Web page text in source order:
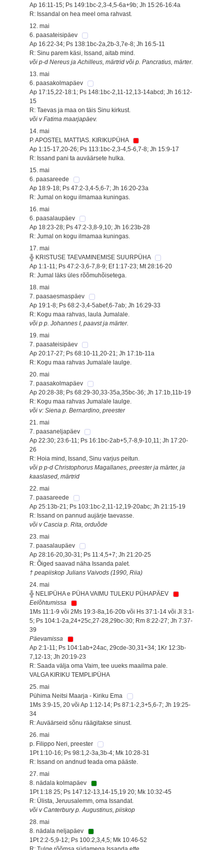
Ap 16:11-15; Ps 149:1bc-2,3-4,5-6a+9b; Jh 15:26-16:4a
R: Issandal on hea meel oma rahvast.
12. mai
6. paasateisipäev
Ap 16:22-34; Ps 138:1bc-2a,2b-3,7e-8; Jh 16:5-11
R: Sinu parem käsi, Issand, aitab mind.
või p-d Nereus ja Achilleus, märtrid või p. Pancratius, märter.
13. mai
6. paasakolmapäev
Ap 17:15,22-18:1; Ps 148:1bc-2,11-12,13-14abcd; Jh 16:12-
15
R: Taevas ja maa on täis Sinu kirkust.
või v Fatima maarjapäev.
14. mai
P. APOSTEL MATTIAS. KIRIKUPÜHA
Ap 1:15-17,20-26; Ps 113:1bc-2,3-4,5-6,7-8; Jh 15:9-17
R: Issand pani ta auväärsete hulka.
15. mai
6. paasareede
Ap 18:9-18; Ps 47:2-3,4-5,6-7; Jh 16:20-23a
R: Jumal on kogu ilmamaa kuningas.
16. mai
6. paasalaupäev
Ap 18:23-28; Ps 47:2-3,8-9,10; Jh 16:23b-28
R: Jumal on kogu ilmamaa kuningas.
17. mai
╬ KRISTUSE TAEVAMINEMISE SUURPÜHA
Ap 1:1-11; Ps 47:2-3,6-7,8-9; Ef 1:17-23; Mt 28:16-20
R: Jumal läks üles rõõmuhõisetega.
18. mai
7. paasaesmaspäev
Ap 19:1-8; Ps 68:2-3,4-5abef,6-7ab; Jh 16:29-33
R: Kogu maa rahvas, laula Jumalale.
või p p. Johannes I, paavst ja märter.
19. mai
7. paasateisipäev
Ap 20:17-27; Ps 68:10-11,20-21; Jh 17:1b-11a
R: Kogu maa rahvas Jumalale laulge.
20. mai
7. paasakolmapäev
Ap 20:28-38; Ps 68:29-30,33-35a,35bc-36; Jh 17:1b,11b-19
R: Kogu maa rahvas Jumalale laulge.
või v: Siena p. Bernardino, preester
21. mai
7. paasaneljapäev
Ap 22:30; 23:6-11; Ps 16:1bc-2ab+5,7-8,9-10,11; Jh 17:20-
26
R: Hoia mind, Issand, Sinu varjus peitun.
või p p-d Christophorus Magallanes, preester ja märter, ja
kaaslased, märtrid
22. mai
7. paasareede
Ap 25:13b-21; Ps 103:1bc-2,11-12,19-20abc; Jh 21:15-19
R: Issand on pannud aujärje taevasse.
või v Cascia p. Rita, orduõde
23. mai
7. paasalaupäev
Ap 28:16-20,30-31; Ps 11:4,5+7; Jh 21:20-25
R: Õiged saavad näha Issanda palet.
† peapiiskop Julians Vaivods (1990, Riia)
24. mai
╬ NELIPÜHA e PÜHA VAIMU TULEKU PÜHAPÄEV
Eelõhtumissa
1Ms 11:1-9 või 2Ms 19:3-8a,16-20b või Hs 37:1-14 või Jl 3:1-
5; Ps 104:1-2a,24+25c,27-28,29bc-30; Rm 8:22-27; Jh 7:37-
39
Päevamissa
Ap 2:1-11; Ps 104:1ab+24ac, 29cde-30,31+34; 1Kr 12:3b-
7,12-13; Jh 20:19-23
R: Saada välja oma Vaim, tee uueks maailma pale.
VALGA KIRIKU TEMPLIPÜHA
25. mai
Pühima Neitsi Maarja - Kiriku Ema
1Ms 3:9-15, 20 või Ap 1:12-14; Ps 87:1-2,3+5,6-7; Jh 19:25-
34
R: Auväärseid sõnu räägitakse sinust.
26. mai
p. Filippo Neri, preester
1Pt 1:10-16; Ps 98:1,2-3a,3b-4; Mk 10:28-31
R: Issand on andnud teada oma pääste.
27. mai
8. nädala kolmapäev
1Pt 1:18 25; Ps 147:12-13,14-15,19 20; Mk 10:32-45
R: Ülista, Jeruusalemm, oma Issandat.
või v Canterbury p. Augustinus, piiskop
28. mai
8. nädala neljapäev
1Pt 2:2-5,9-12; Ps 100:2,3,4,5; Mk 10:46-52